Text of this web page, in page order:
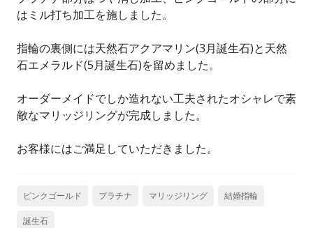
はミル打ち加工を施しました。
指輪の裏側には天然石アクアマリン(3月誕生石)と天然
石エメラルド(5月誕生石)を留めました。
オーダーメイドでしか造れない工夫されたオシャレで素
敵なマリッジリングが完成しました。
お客様にはご満足していただきました。
ピンクゴールド プラチナ マリッジリング 結婚指輪
誕生石